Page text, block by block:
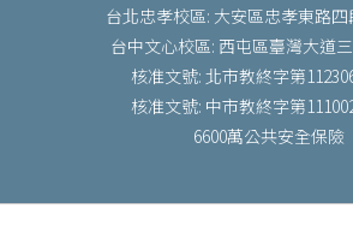
台北忠孝校區: 大安區忠孝東路四
台中文心校區: 西屯區臺灣大道
核准文號: 北市教終字第
核准文號: 中市教終字第
6600萬公共安全保險